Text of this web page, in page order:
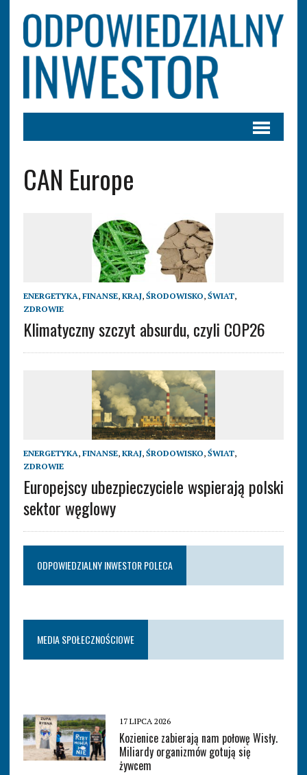
CAN Europe
ENERGETYKA, FINANSE, KRAJ, ŚRODOWISKO, ŚWIAT,
ZDROWIE
Klimatyczny szczyt absurdu, czyli COP26
ENERGETYKA, FINANSE, KRAJ, ŚRODOWISKO, ŚWIAT,
ZDROWIE
Europejscy ubezpieczyciele wspierają polski
sektor węglowy
ODPOWIEDZIALNY INWESTOR POLECA
MEDIA SPOŁECZNOŚCIOWE
17 LIPCA 2026
Kozienice zabierają nam połowę Wisły.
Miliardy organizmów gotują się
żywcem